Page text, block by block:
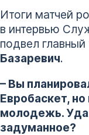
Итоги матчей
в интервью
подвел
Базаревич.
– Вы
Евробаскет,
молодежь.
задуманное?